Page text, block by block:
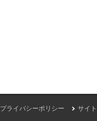
プライバシーポリシー サイ